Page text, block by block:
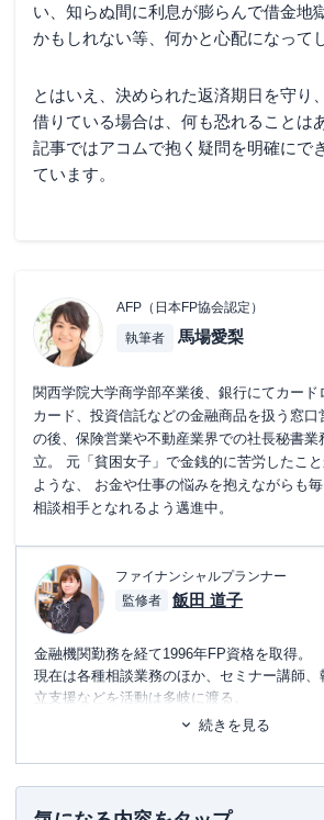
い、知らぬ間に利息が膨らんで借金地
かもしれない等、何かと心配になって
とはいえ、決められた返済期日を守り
借りている場合は、何も恐れることは
記事ではアコムで抱く疑問を明確にで
ています。
AFP（日本FP協会認定）
執筆者
馬場愛梨
関西学院大学商学部卒業後、銀行にてカード
カード、投資信託などの金融商品を扱う窓口
の後、保険営業や不動産業界での社長秘書業
立。 元「貧困女子」で金銭的に苦労したこ
ような、 お金や仕事の悩みを抱えながらも
相談相手となれるよう邁進中。
ファイナンシャルプランナー
監修者
飯田 道子
金融機関勤務を経て1996年FP資格を取得。
現在は各種相談業務のほか、セミナー講師、
立支援などを活動は多岐に渡る。
どの金融機関にも属さない独立系FPとして、
また海外移住の相談などにも対応しており、
韓国への移住支援などを行っている。
「宅建資格を取るまえに読む本
続きを見る